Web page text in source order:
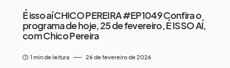
É isso aí CHICO PEREIRA #EP1049 Confira o
programa de hoje, 25 de fevereiro, É ISSO AÍ,
com Chico Pereira
1 min de leitura 26 de fevereiro de 2026